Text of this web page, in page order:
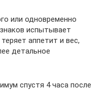
или одновременно
испытывает
аппетит и вес,
детальное
спустя 4 часа после